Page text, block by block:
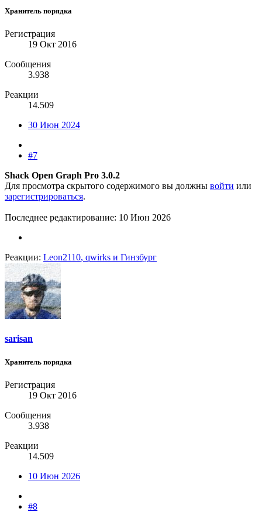
Хранитель порядка
Регистрация
19 Окт 2016
Сообщения
3.938
Реакции
14.509
30 Июн 2024
#7
Shack Open Graph Pro 3.0.2
Для просмотра скрытого содержимого вы должны войти или
зарегистрироваться.
Последнее редактирование: 10 Июн 2026
Реакции: Leon2110, qwirks и Гинзбург
sarisan
Хранитель порядка
Регистрация
19 Окт 2016
Сообщения
3.938
Реакции
14.509
10 Июн 2026
#8